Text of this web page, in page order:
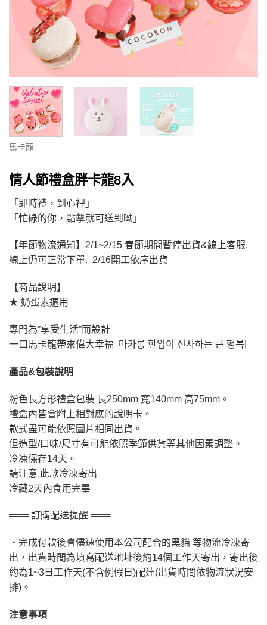
馬卡龍
情人節禮盒胖卡龍8入
「即時禮，到心裡」
「忙碌的你，點擊就可送到呦」
【年節物流通知】2/1~2/15 春節期間暫停出貨&線上客服,
線上仍可正常下單. 2/16開工依序出貨
【商品說明】
★ 奶蛋素適用
專門為”享受生活”而設計
一口馬卡龍帶來偉大幸福 마카롱 한입이 선사하는 큰 행복!
產品&包裝說明
粉色長方形禮盒包裝 長250mm 寬140mm 高75mm。
禮盒內皆會附上相對應的說明卡。
款式盡可能依照圖片相同出貨。
但造型/口味/尺寸有可能依照季節供貨等其他因素調整。
冷凍保存14天。
請注意 此款冷凍寄出
冷藏2天內食用完畢
═══ 訂購配送提醒 ═══
・完成付款後會儘速使用本公司配合的黑貓 等物流冷凍寄
出，出貨時間為填寫配送地址後約14個工作天寄出，寄出後
約為1~3日工作天(不含例假日)配達(出貨時間依物流狀況安
排)。
注意事項